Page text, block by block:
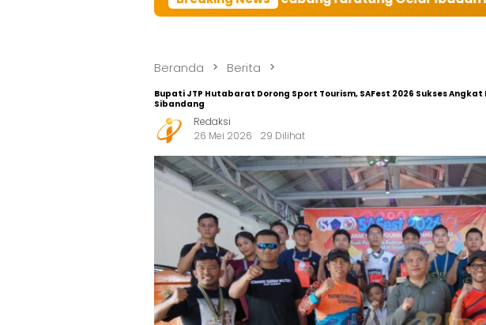
Beranda Berita
Bupati JTP Hutabarat Dorong Sport Tourism, SAFest 2026 Sukses
Sibandang
Redaksi
26 Mei 2026
29 Dilihat